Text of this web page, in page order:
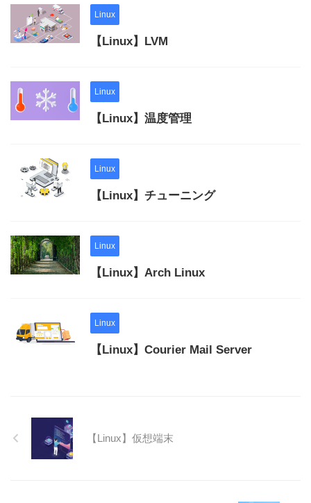
Linux
【Linux】LVM
Linux
【Linux】温度管理
Linux
【Linux】チューニング
Linux
【Linux】Arch Linux
Linux
【Linux】Courier Mail Server
【Linux】仮想端末